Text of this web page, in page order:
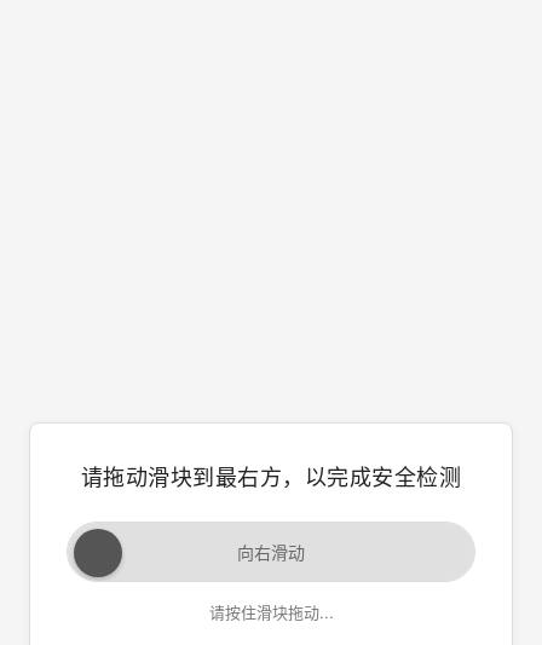
请拖动滑块到最右方，以完成安全检测
向右滑动
请按住滑块拖动...